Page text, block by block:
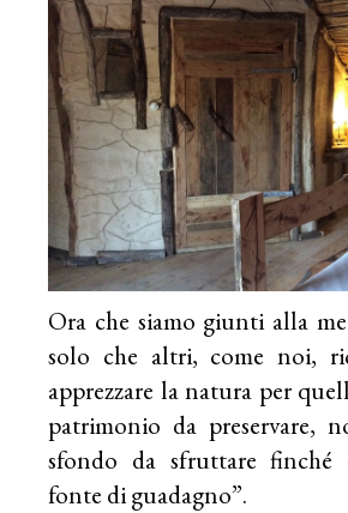
Ora che siamo giunti alla
solo che altri, come noi,
apprezzare la natura per
patrimonio da preservare,
sfondo da sfruttare finché
fonte di guadagno”.